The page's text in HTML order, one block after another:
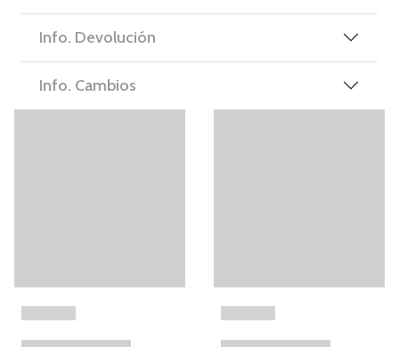
Info. Devolución
Info. Cambios